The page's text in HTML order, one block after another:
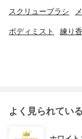
スクリューブラシ
ボディミスト 練り
よく見られてい